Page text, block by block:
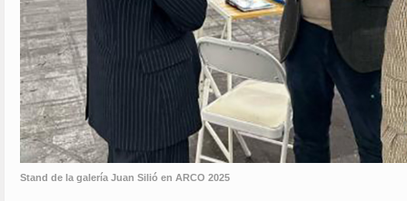
Stand de la galería Juan Silió en ARCO 2025